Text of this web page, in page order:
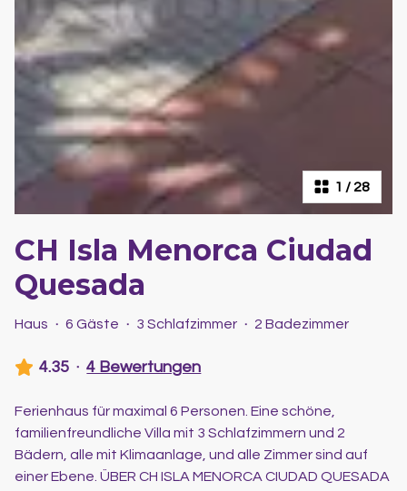
1 / 28
CH Isla Menorca Ciudad
Quesada
Haus · 6 Gäste · 3 Schlafzimmer · 2 Badezimmer
4.35 · 4 Bewertungen
Ferienhaus für maximal 6 Personen. Eine schöne,
familienfreundliche Villa mit 3 Schlafzimmern und 2
Bädern, alle mit Klimaanlage, und alle Zimmer sind auf
einer Ebene. ÜBER CH ISLA MENORCA CIUDAD QUESADA